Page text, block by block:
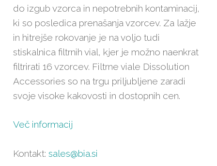
do izgub vzorca in nepotrebnih kontaminacij,
ki so posledica prenašanja vzorcev. Za lažje
in hitrejše rokovanje je na voljo tudi
stiskalnica filtrnih vial, kjer je možno naenkrat
filtrirati 16 vzorcev. Filtrne viale Dissolution
Accessories so na trgu priljubljene zaradi
svoje visoke kakovosti in dostopnih cen.
Več informacij
Kontakt: sales@bia.si